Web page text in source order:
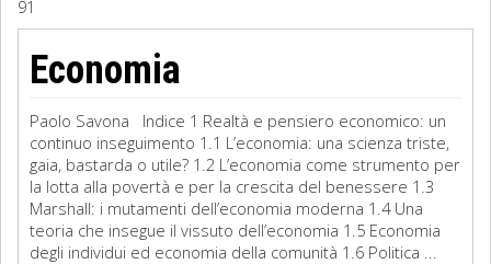
Filosofia
Storia
Matematica
Diritto
91
Economia
Paolo Savona Indice 1 Realtà e pensiero economico: un
continuo inseguimento 1.1 L’economia: una scienza triste,
gaia, bastarda o utile? 1.2 L’economia come strumento per
la lotta alla povertà e per la crescita del benessere 1.3
Marshall: i mutamenti dell’economia moderna 1.4 Una
teoria che insegue il vissuto dell’economia 1.5 Economia
degli individui ed economia della comunità 1.6 Politica ...